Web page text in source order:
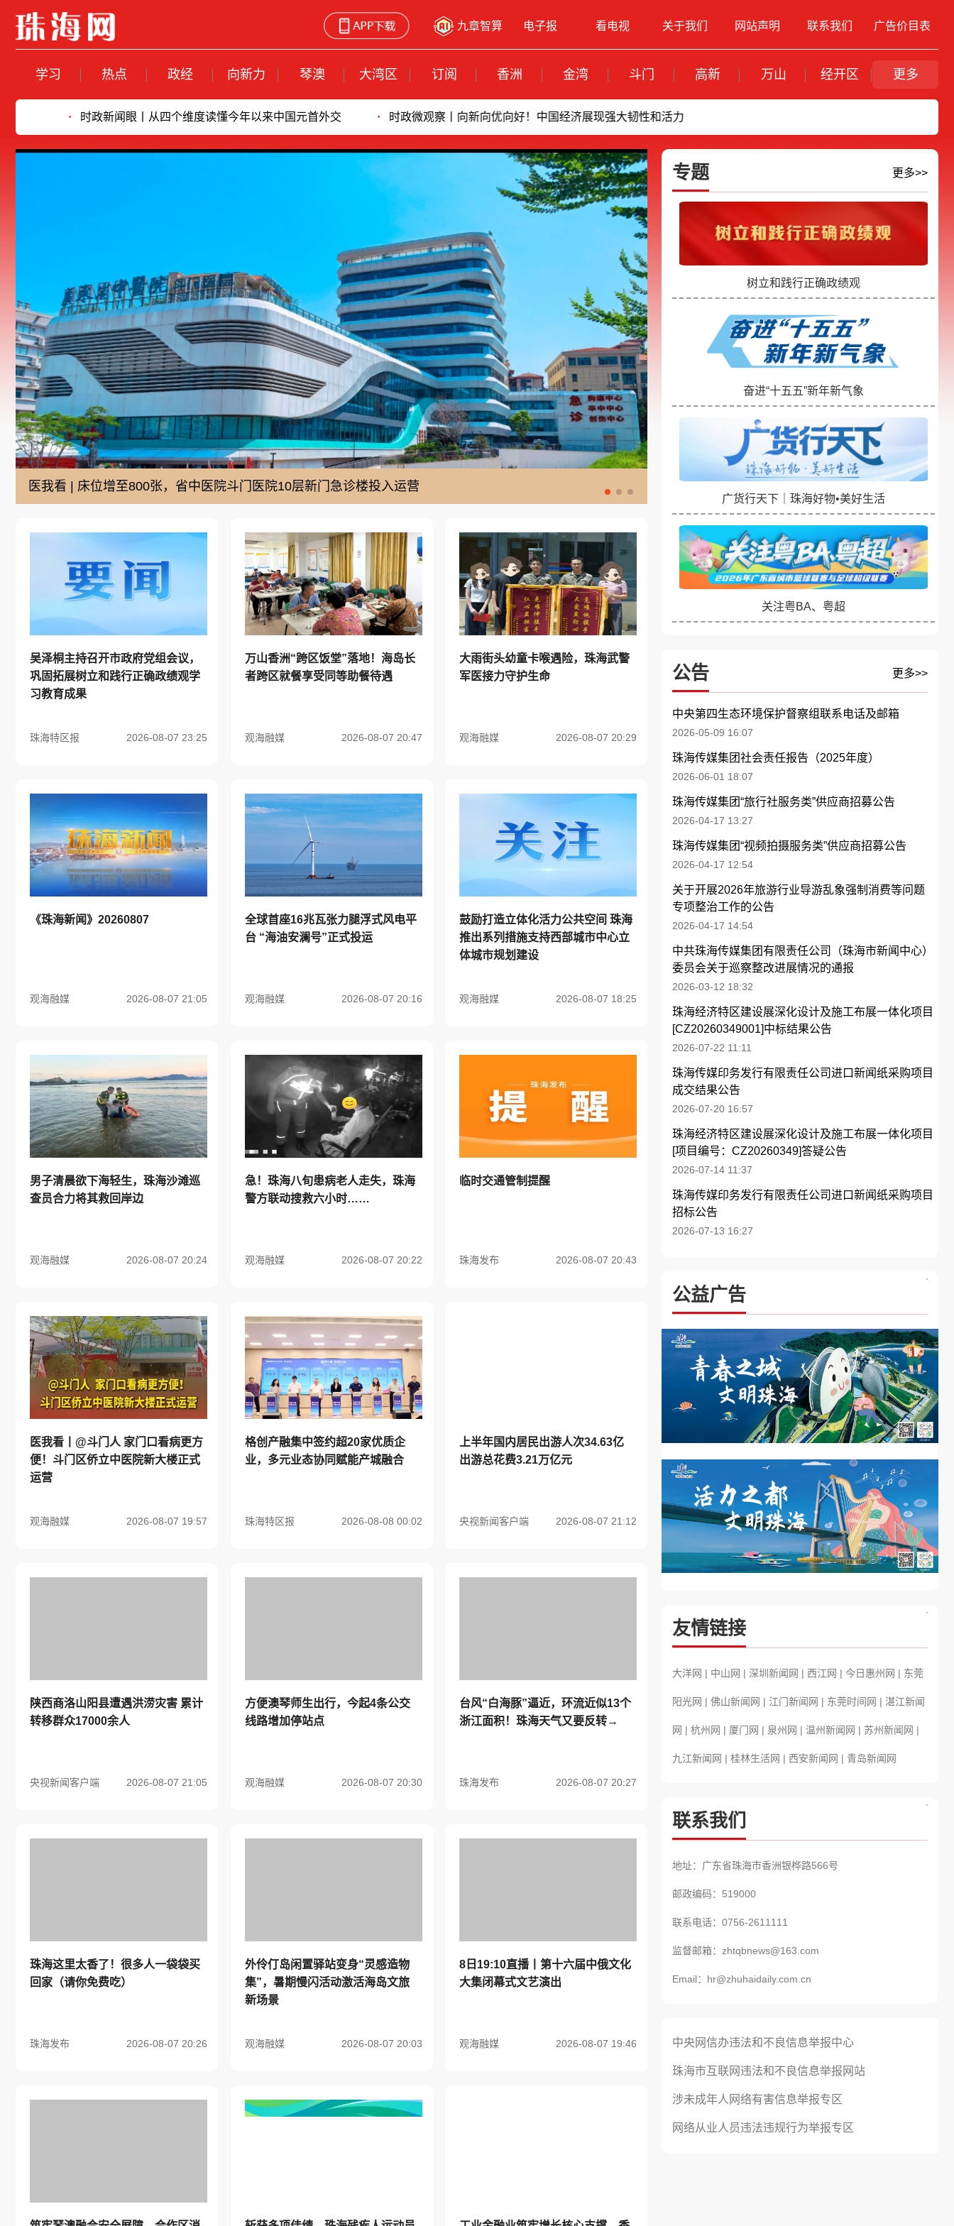
九章智算 电子报 看电视 关于我们 网站声明 联系我们 广告价目表
学习 热点 政经 向新力 琴澳 大湾区 订阅 香洲 金湾 斗门 高新 万山 经开区 更多
四个维度读懂今年以来中国元首外交 · 时政微观察丨向新向优向好！中国经济展现强大韧性和活力
专题 更多>>
树立和践行正确政绩观
奋进“十五五”新年新气象
广货行天下｜珠海好物•美好生活
关注粤BA、粤超
公告 更多>>
中央第四生态环境保护督察组联系电话及邮箱
2026-05-09 16:07
珠海传媒集团社会责任报告（2025年度）
2026-06-01 18:07
珠海传媒集团“旅行社服务类”供应商招募公告
2026-04-17 13:27
珠海传媒集团“视频拍摄服务类”供应商招募公告
2026-04-17 12:54
关于开展2026年旅游行业导游乱象强制消费等问题
专项整治工作的公告
2026-04-17 14:54
中共珠海传媒集团有限责任公司（珠海市新闻中心）
委员会关于巡察整改进展情况的通报
2026-03-12 18:32
珠海经济特区建设展深化设计及施工布展一体化项目
[CZ20260349001]中标结果公告
2026-07-22 11:11
珠海传媒印务发行有限责任公司进口新闻纸采购项目
成交结果公告
2026-07-20 16:57
珠海经济特区建设展深化设计及施工布展一体化项目
[项目编号：CZ20260349]答疑公告
2026-07-14 11:37
珠海传媒印务发行有限责任公司进口新闻纸采购项目
招标公告
2026-07-13 16:27
公益广告
友情链接
大洋网 | 中山网 | 深圳新闻网 | 西江网 | 今日惠州网 | 东莞
阳光网 | 佛山新闻网 | 江门新闻网 | 东莞时间网 | 湛江新闻
网 | 杭州网 | 厦门网 | 泉州网 | 温州新闻网 | 苏州新闻网 |
九江新闻网 | 桂林生活网 | 西安新闻网 | 青岛新闻网
联系我们
地址：广东省珠海市香洲银桦路566号
邮政编码：519000
联系电话：0756-2611111
监督邮箱：zhtqbnews@163.com
Email：hr@zhuhaidaily.com.cn
中央网信办违法和不良信息举报中心
珠海市互联网违法和不良信息举报网站
涉未成年人网络有害信息举报专区
网络从业人员违法违规行为举报专区
医我看 | 床位增至800张，省中医院斗门医院10层新门急诊楼投入运营
吴泽桐主持召开市政府党组会议，
巩固拓展树立和践行正确政绩观学
习教育成果
珠海特区报 2026-08-07 23:25
万山香洲“跨区饭堂”落地！海岛长
者跨区就餐享受同等助餐待遇
观海融媒 2026-08-07 20:47
大雨街头幼童卡喉遇险，珠海武警
军医接力守护生命
观海融媒 2026-08-07 20:29
《珠海新闻》20260807
观海融媒 2026-08-07 21:05
全球首座16兆瓦张力腿浮式风电平
台 “海油安澜号”正式投运
观海融媒 2026-08-07 20:16
鼓励打造立体化活力公共空间 珠海
推出系列措施支持西部城市中心立
体城市规划建设
观海融媒 2026-08-07 18:25
男子清晨欲下海轻生，珠海沙滩巡
查员合力将其救回岸边
观海融媒 2026-08-07 20:24
急！珠海八旬患病老人走失，珠海
警方联动搜救六小时……
观海融媒 2026-08-07 20:22
临时交通管制提醒
珠海发布 2026-08-07 20:43
医我看丨@斗门人 家门口看病更方
便！斗门区侨立中医院新大楼正式
运营
观海融媒 2026-08-07 19:57
格创产融集中签约超20家优质企
业，多元业态协同赋能产城融合
珠海特区报 2026-08-08 00:02
上半年国内居民出游人次34.63亿
出游总花费3.21万亿元
央视新闻客户端 2026-08-07 21:12
陕西商洛山阳县遭遇洪涝灾害 累计
转移群众17000余人
央视新闻客户端 2026-08-07 21:05
方便澳琴师生出行，今起4条公交
线路增加停站点
观海融媒 2026-08-07 20:30
台风“白海豚”逼近，环流近似13个
浙江面积！珠海天气又要反转→
珠海发布 2026-08-07 20:27
珠海这里太香了！很多人一袋袋买
回家（请你免费吃）
珠海发布 2026-08-07 20:26
外伶仃岛闲置驿站变身“灵感造物
集”，暑期慢闪活动激活海岛文旅
新场景
观海融媒 2026-08-07 20:03
8日19:10直播丨第十六届中俄文化
大集闭幕式文艺演出
观海融媒 2026-08-07 19:46